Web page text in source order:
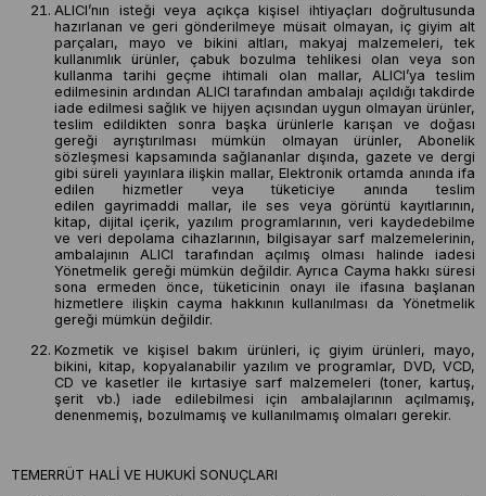
ALICI’nın isteği veya açıkça kişisel ihtiyaçları doğrultusunda
hazırlanan ve geri gönderilmeye müsait olmayan, iç giyim alt
parçaları, mayo ve bikini altları, makyaj malzemeleri, tek
kullanımlık ürünler, çabuk bozulma tehlikesi olan veya son
kullanma tarihi geçme ihtimali olan mallar, ALICI’ya teslim
edilmesinin ardından ALICI tarafından ambalajı açıldığı takdirde
iade edilmesi sağlık ve hijyen açısından uygun olmayan ürünler,
teslim edildikten sonra başka ürünlerle karışan ve doğası
gereği ayrıştırılması mümkün olmayan ürünler, Abonelik
sözleşmesi kapsamında sağlananlar dışında, gazete ve dergi
gibi süreli yayınlara ilişkin mallar, Elektronik ortamda anında ifa
edilen hizmetler veya tüketiciye anında teslim
edilen gayrimaddi mallar, ile ses veya görüntü kayıtlarının,
kitap, dijital içerik, yazılım programlarının, veri kaydedebilme
ve veri depolama cihazlarının, bilgisayar sarf malzemelerinin,
ambalajının ALICI tarafından açılmış olması halinde iadesi
Yönetmelik gereği mümkün değildir. Ayrıca Cayma hakkı süresi
sona ermeden önce, tüketicinin onayı ile ifasına başlanan
hizmetlere ilişkin cayma hakkının kullanılması da Yönetmelik
gereği mümkün değildir.
Kozmetik ve kişisel bakım ürünleri, iç giyim ürünleri, mayo,
bikini, kitap, kopyalanabilir yazılım ve programlar, DVD, VCD,
CD ve kasetler ile kırtasiye sarf malzemeleri (toner, kartuş,
şerit vb.) iade edilebilmesi için ambalajlarının açılmamış,
denenmemiş, bozulmamış ve kullanılmamış olmaları gerekir.
TEMERRÜT HALİ VE HUKUKİ SONUÇLARI